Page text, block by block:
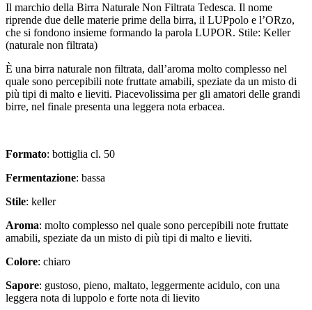
Il marchio della Birra Naturale Non Filtrata Tedesca. Il nome
riprende due delle materie prime della birra, il LUPpolo e l’ORzo,
che si fondono insieme formando la parola LUPOR. Stile: Keller
(naturale non filtrata)
È una birra naturale non filtrata, dall’aroma molto complesso nel
quale sono percepibili note fruttate amabili, speziate da un misto di
più tipi di malto e lieviti. Piacevolissima per gli amatori delle grandi
birre, nel finale presenta una leggera nota erbacea.
Formato: bottiglia cl. 50
Fermentazione: bassa
Stile: keller
Aroma: molto complesso nel quale sono percepibili note fruttate
amabili, speziate da un misto di più tipi di malto e lieviti.
Colore: chiaro
Sapore: gustoso, pieno, maltato, leggermente acidulo, con una
leggera nota di luppolo e forte nota di lievito